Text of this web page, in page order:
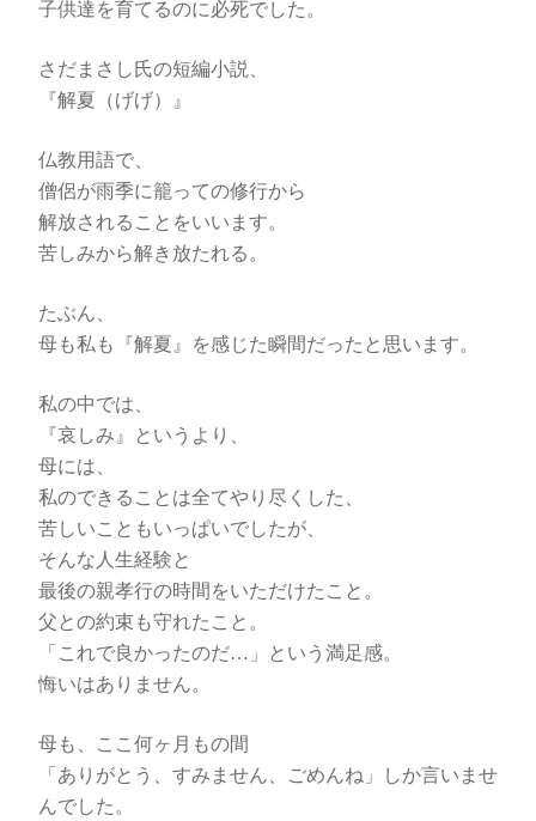
子供達を育てるのに必死でした。
さだまさし氏の短編小説、
『解夏（げげ）』
仏教用語で、
僧侶が雨季に籠っての修行から
解放されることをいいます。
苦しみから解き放たれる。
たぶん、
母も私も『解夏』を感じた瞬間だったと思います。
私の中では、
『哀しみ』というより、
母には、
私のできることは全てやり尽くした、
苦しいこともいっぱいでしたが、
そんな人生経験と
最後の親孝行の時間をいただけたこと。
父との約束も守れたこと。
「これで良かったのだ…」という満足感。
悔いはありません。
母も、ここ何ヶ月もの間
「ありがとう、すみません、ごめんね」しか言いませ
んでした。